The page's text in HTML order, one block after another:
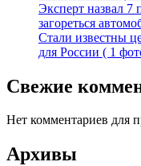
Эксперт назвал 7
загореться
Стали известны
для России ( 1
Свежие
Нет комментариев для
Архивы